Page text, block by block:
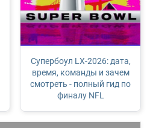
Супербоул LX-2026: дата,
время, команды и зачем
смотреть - полный гид по
финалу NFL